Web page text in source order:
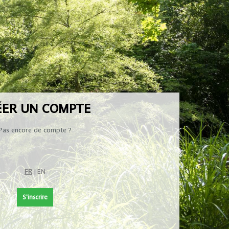
UN COMPTE
encore de compte ?
FR EN
S'inscrire